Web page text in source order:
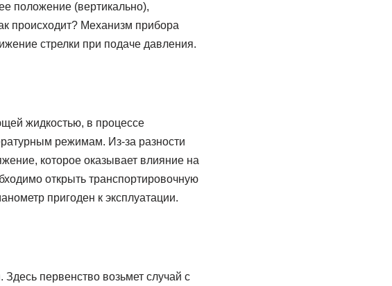
положение (вертикально),
происходит? Механизм прибора
стрелки при подаче давления.
жидкостью, в процессе
режимам. Из-за разности
которое оказывает влияние на
открыть транспортировочную
пригоден к эксплуатации.
первенство возьмет случай с